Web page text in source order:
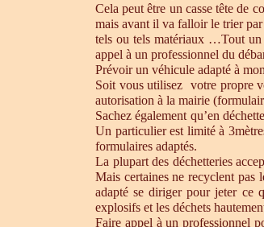
Cela peut être un casse tête de
mais avant il va falloir le trier par
tels ou tels matériaux …Tout un
appel à un professionnel du
Prévoir un véhicule adapté à
Soit vous utilisez votre propre
autorisation à la mairie
Sachez également qu’en
Un particulier est limité à
formulaires adaptés.
La plupart des déchetteries
Mais certaines ne recyclent pas
adapté se diriger pour jeter ce
explosifs et les déchets
Faire appel à un professionnel